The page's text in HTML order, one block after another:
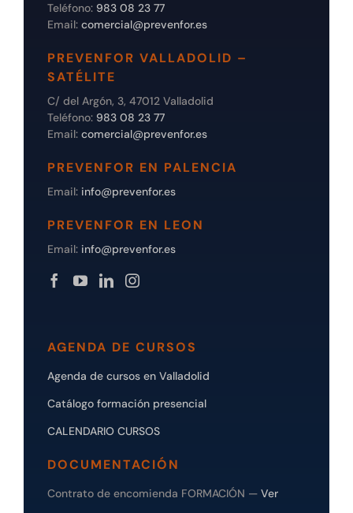
Teléfono: 983 08 23 77
Email: comercial@prevenfor.es
PREVENFOR VALLADOLID –
SATÉLITE
C/ del Argón, 3, 47012 Valladolid
Teléfono: 983 08 23 77
Email: comercial@prevenfor.es
PREVENFOR EN PALENCIA
Email: info@prevenfor.es
PREVENFOR EN LEON
Email: info@prevenfor.es
AGENDA DE CURSOS
Agenda de cursos en Valladolid
Catálogo formación presencial
CALENDARIO CURSOS
DOCUMENTACIÓN
Contrato de encomienda FORMACIÓN — Ver